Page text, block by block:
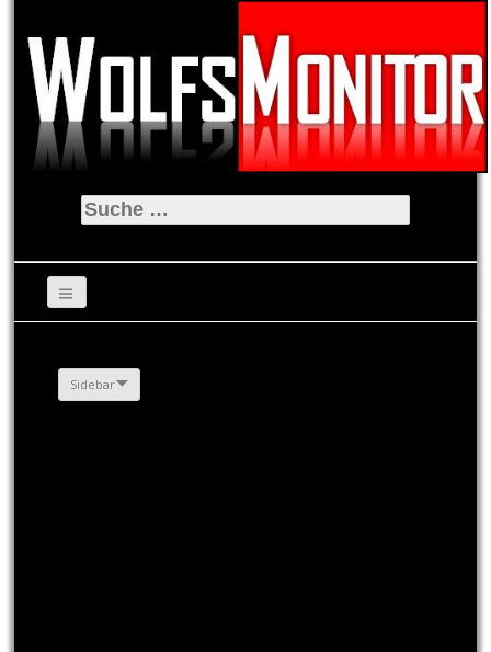
Suche
nach:
Sidebar